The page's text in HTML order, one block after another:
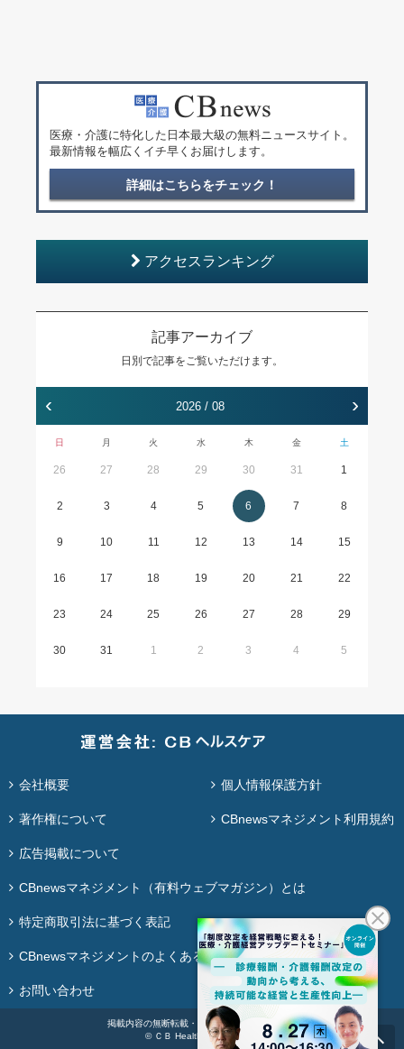
医療・介護に特化した日本最大級の無料ニュースサイト。
最新情報を幅広くイチ早くお届けします。
詳細はこちらをチェック！
アクセスランキング
記事アーカイブ
日別で記事をご覧いただけます。
‹ 2026 / 08 ›
日 月 火 水 木 金 土
26 27 28 29 30 31 1
2 3 4 5 6 7 8
9 10 11 12 13 14 15
16 17 18 19 20 21 22
23 24 25 26 27 28 29
30 31 1 2 3 4 5
会社概要 個人情報保護方針
著作権について CBnewsマネジメント利用規約
広告掲載について
CBnewsマネジメント（有料ウェブマガジン）とは
特定商取引法に基づく表記
CBnewsマネジメントのよくある質問
お問い合わせ
掲載内容の無断転載・再配布は固く禁じます。
© ＣＢ Healthcare Co., Ltd.